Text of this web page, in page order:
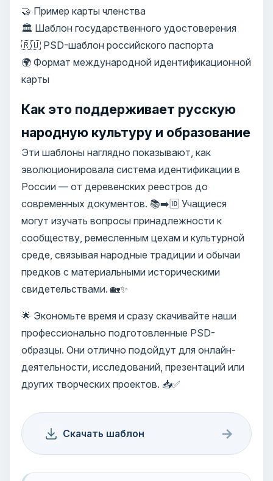
🤝 Пример карты членства
🏛️ Шаблон государственного удостоверения
🇷🇺 PSD-шаблон российского паспорта
🌍 Формат международной идентификационной
карты
Как это поддерживает русскую
народную культуру и образование
Эти шаблоны наглядно показывают, как
эволюционировала система идентификации в
России — от деревенских реестров до
современных документов. 📚➡️🆔 Учащиеся
могут изучать вопросы принадлежности к
сообществу, ремесленным цехам и культурной
среде, связывая народные традиции и обычаи
предков с материальными историческими
свидетельствами. 🏡✨
🌟 Экономьте время и сразу скачивайте наши
профессионально подготовленные PSD-
образцы. Они отлично подойдут для онлайн-
деятельности, исследований, презентаций или
других творческих проектов. 📥✅
Скачать шаблон →